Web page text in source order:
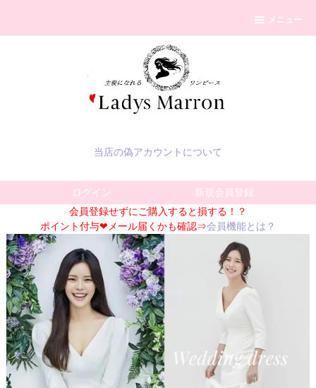
メニュー
当店の偽アカウントについて
ログイン
新規会員登録
会員登録せずにご購入すると損する！？
ポイント付与❤メール届くかも確認⇒会員機能とは？